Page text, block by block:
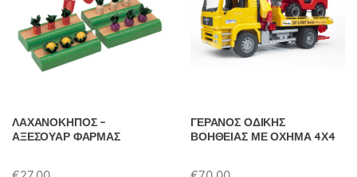
ΛΑΧΑΝΟΚΗΠΟΣ –
ΑΞΕΣΟΥΑΡ ΦΑΡΜΑΣ
ΓΕΡΑΝΟΣ ΟΔΙΚΗΣ
ΒΟΗΘΕΙΑΣ ΜΕ ΟΧΗΜΑ 4Χ4